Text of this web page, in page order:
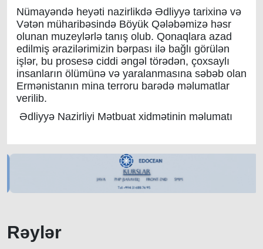
Nümayəndə heyəti nazirlikdə Ədliyyə tarixinə və
Vətən müharibəsində Böyük Qələbəmizə həsr
olunan muzeylərlə tanış olub. Qonaqlara azad
edilmiş ərazilərimizin bərpası ilə bağlı görülən
işlər, bu prosesə ciddi əngəl törədən, çoxsaylı
insanların ölümünə və yaralanmasına səbəb olan
Ermənistanın mina terroru barədə məlumatlar
verilib.
Ədliyyə Nazirliyi Mətbuat xidmətinin məlumatı
Rəylər